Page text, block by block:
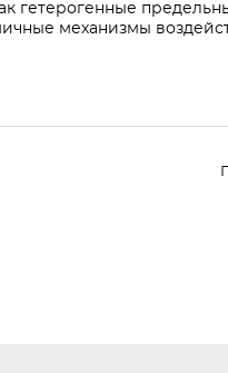
гетерогенные
механизмы